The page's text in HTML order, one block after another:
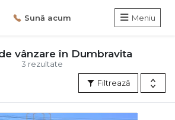
Sună acum Meniu
3 rezultate
vânzare în Dumbravita
Filtrează